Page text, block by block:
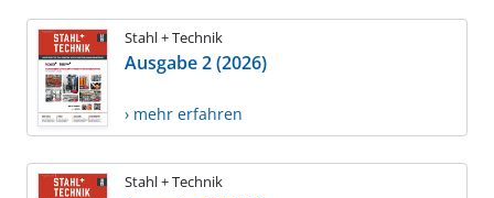
Stahl + Technik
Ausgabe 2 (2026)
› mehr erfahren
Stahl + Technik